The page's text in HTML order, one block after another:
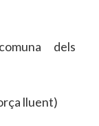
dels
lluent)